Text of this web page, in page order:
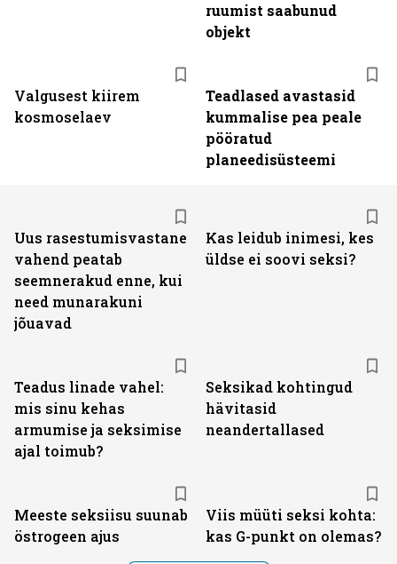
ruumist saabunud
objekt
Valgusest kiirem
kosmoselaev
Teadlased avastasid
kummalise pea peale
pööratud
planeedisüsteemi
Uus rasestumisvastane
vahend peatab
seemnerakud enne, kui
need munarakuni
jõuavad
Kas leidub inimesi, kes
üldse ei soovi seksi?
Teadus linade vahel:
mis sinu kehas
armumise ja seksimise
ajal toimub?
Seksikad kohtingud
hävitasid
neandertallased
Meeste seksiisu suunab
östrogeen ajus
Viis müüti seksi kohta:
kas G-punkt on olemas?